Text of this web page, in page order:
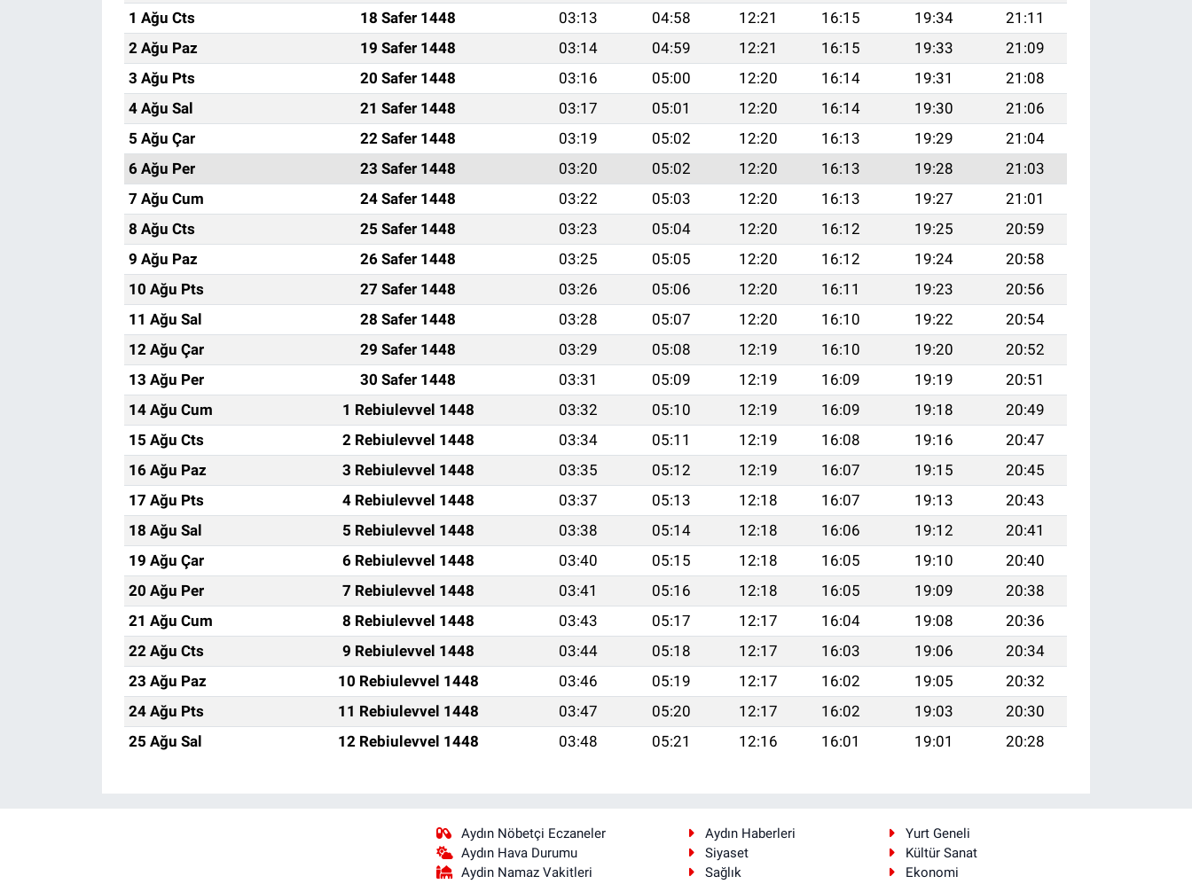
1 Ağu Cts
18 Safer 1448 03:13 04:58 12:21 16:15 19:34
21:11
2 Ağu Paz
19 Safer 1448 03:14 04:59 12:21 16:15 19:33
21:09
3 Ağu Pts
20 Safer 1448 03:16 05:00 12:20 16:14 19:31
21:08
4 Ağu Sal
21 Safer 1448 03:17 05:01 12:20 16:14 19:30
21:06
5 Ağu Çar
22 Safer 1448 03:19 05:02 12:20 16:13 19:29
21:04
6 Ağu Per
23 Safer 1448 03:20 05:02 12:20 16:13 19:28
21:03
7 Ağu Cum
24 Safer 1448 03:22 05:03 12:20 16:13 19:27
21:01
8 Ağu Cts
25 Safer 1448 03:23 05:04 12:20 16:12 19:25
20:59
9 Ağu Paz
26 Safer 1448 03:25 05:05 12:20 16:12 19:24
20:58
10 Ağu Pts
27 Safer 1448 03:26 05:06 12:20 16:11 19:23
20:56
11 Ağu Sal
28 Safer 1448 03:28 05:07 12:20 16:10 19:22
20:54
12 Ağu Çar
29 Safer 1448 03:29 05:08 12:19 16:10 19:20
20:52
13 Ağu Per
30 Safer 1448 03:31 05:09 12:19 16:09 19:19
20:51
14 Ağu Cum
1 Rebiulevvel 1448 03:32 05:10 12:19 16:09 19:18
20:49
15 Ağu Cts
2 Rebiulevvel 1448 03:34 05:11 12:19 16:08 19:16
20:47
16 Ağu Paz
3 Rebiulevvel 1448 03:35 05:12 12:19 16:07 19:15
20:45
17 Ağu Pts
4 Rebiulevvel 1448 03:37 05:13 12:18 16:07 19:13
20:43
18 Ağu Sal
5 Rebiulevvel 1448 03:38 05:14 12:18 16:06 19:12
20:41
19 Ağu Çar
6 Rebiulevvel 1448 03:40 05:15 12:18 16:05 19:10
20:40
20 Ağu Per
7 Rebiulevvel 1448 03:41 05:16 12:18 16:05 19:09
20:38
21 Ağu Cum
8 Rebiulevvel 1448 03:43 05:17 12:17 16:04 19:08
20:36
22 Ağu Cts
9 Rebiulevvel 1448 03:44 05:18 12:17 16:03 19:06
20:34
23 Ağu Paz
10 Rebiulevvel 1448 03:46 05:19 12:17 16:02 19:05
20:32
24 Ağu Pts
11 Rebiulevvel 1448 03:47 05:20 12:17 16:02 19:03
20:30
25 Ağu Sal
12 Rebiulevvel 1448 03:48 05:21 12:16 16:01 19:01 20:28
Aydın Nöbetçi Eczaneler
Aydın Hava Durumu
Aydin Namaz Vakitleri
Aydın Haberleri
Yurt Geneli
Siyaset
Kültür Sanat
Sağlık
Ekonomi